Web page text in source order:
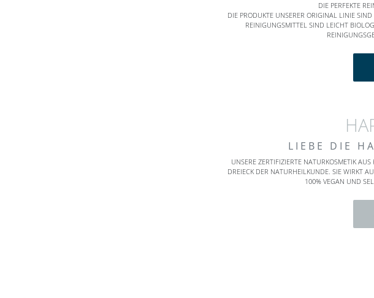
DIE PERFEKTE
DIE PRODUKTE UNSERER ORIGINAL LINIE
REINIGUNGSMITTEL SIND LEICHT
LIEBE DIE
UNSERE ZERTIFIZIERTE NATURKOSMETIK
DREIECK DER NATURHEILKUNDE. SIE WIRKT
100% VEGAN UND